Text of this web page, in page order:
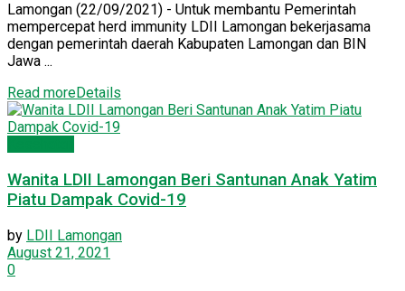
Lamongan (22/09/2021) - Untuk membantu Pemerintah
mempercepat herd immunity LDII Lamongan bekerjasama
dengan pemerintah daerah Kabupaten Lamongan dan BIN
Jawa ...
Read moreDetails
Wanita LDII Lamongan Beri Santunan Anak Yatim
Piatu Dampak Covid-19
by LDII Lamongan
August 21, 2021
0